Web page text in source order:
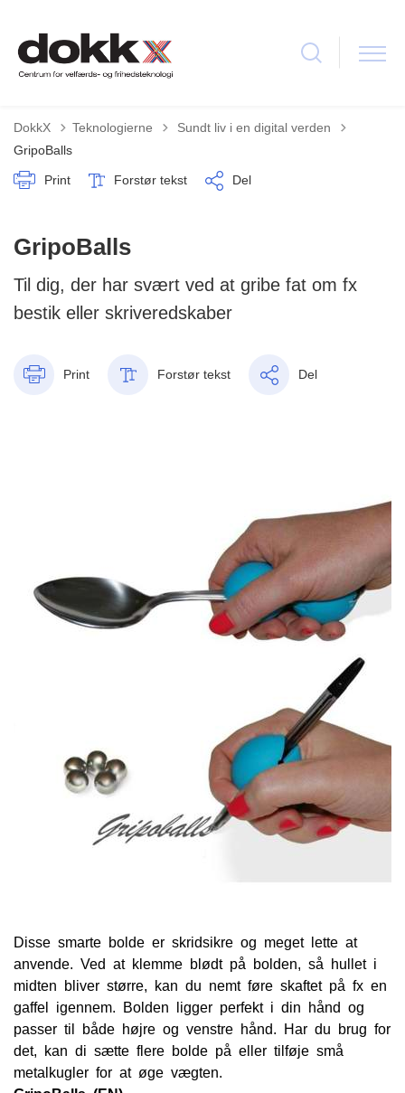
DokkX Teknologierne Tilbage til
Sundt liv i en digital verden
GripoBalls
Print Forstør tekst Del
GripoBalls
Til dig, der har svært ved at gribe fat om fx
bestik eller skriveredskaber
Print Forstør tekst Del
Disse smarte bolde er skridsikre og meget lette at
anvende. Ved at klemme blødt på bolden, så hullet i
midten bliver større, kan du nemt føre skaftet på fx en
gaffel igennem. Bolden ligger perfekt i din hånd og
passer til både højre og venstre hånd. Har du brug for
det, kan di sætte flere bolde på eller tilføje små
metalkugler for at øge vægten.